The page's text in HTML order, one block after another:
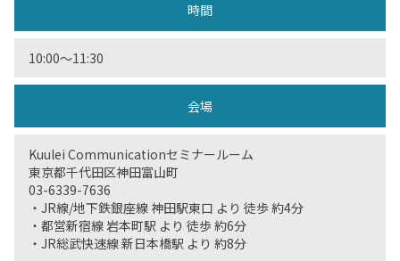
時間
10:00〜11:30
会場
Kuulei Communicationセミナールーム
東京都千代田区神田富山町
03-6339-7636
・JR線/地下鉄銀座線 神田駅東口 より 徒歩 約4分
・都営新宿線 岩本町駅 より 徒歩 約6分
・JR総武快速線 新日本橋駅 より 約8分